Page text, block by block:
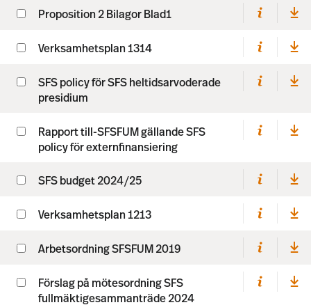
Proposition 2 Bilagor Blad1
Verksamhetsplan 1314
SFS policy för SFS heltidsarvoderade
presidium
Rapport till-SFSFUM gällande SFS
policy för externfinansiering
SFS budget 2024/25
Verksamhetsplan 1213
Arbetsordning SFSFUM 2019
Förslag på mötesordning SFS
fullmäktigesammanträde 2024